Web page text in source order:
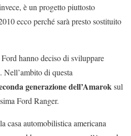
è un progetto piuttosto
ecco perché sarà presto sostituito
hanno deciso di sviluppare
di questa
generazione dell’Amaroksul
Ford Ranger.
casa automobilistica americana